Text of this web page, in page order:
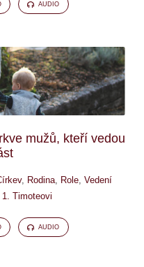
AUDIO
mužů, kteří vedou
, Rodina Role Vedení
1. Timoteovi
AUDIO